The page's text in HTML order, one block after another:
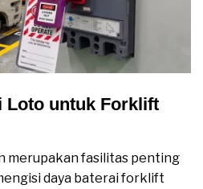
Loto untuk Forklift
merupakan fasilitas penting
daya baterai forklift